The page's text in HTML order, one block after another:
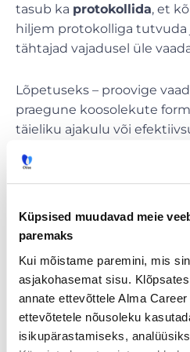
Küpsised muudavad meie
paremaks
Kui mõistame paremini, mis
asjakohasemat sisu.
annate ettevõttele Alma
ettevõtetele nõusoleku
isikupärastamiseks,
tasub ka protokollida, et
hiljem protokolliga tutvuda
tähtajad vajadusel üle
Lõpetuseks – proovige
praegune koosolekute
täieliku ajakulu või
Allikas: inc.com